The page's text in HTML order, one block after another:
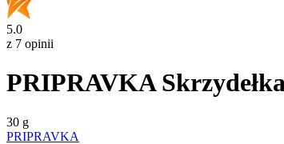
5.0
z 7 opinii
PRIPRAVKA
30 g
PRIPRAVKA